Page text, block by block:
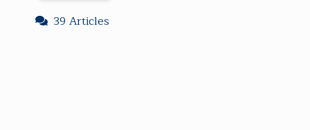
39 Articles